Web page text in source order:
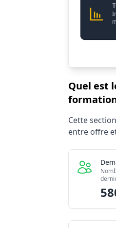
Quel est
formation
Statistiques
Offres
Indice de
Cette
entre offre